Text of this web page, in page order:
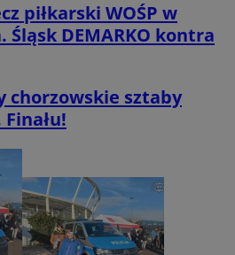
piłkarski WOŚP w
Śląsk DEMARKO kontra
chorzowskie sztaby
Finału!